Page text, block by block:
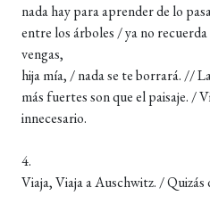
nada hay para aprender de lo
entre los árboles / ya no
vengas,
hija mía, / nada se te borrará. //
más fuertes son que el paisaje. /
innecesario.
4.
Viaja, Viaja a Auschwitz. / Quizás